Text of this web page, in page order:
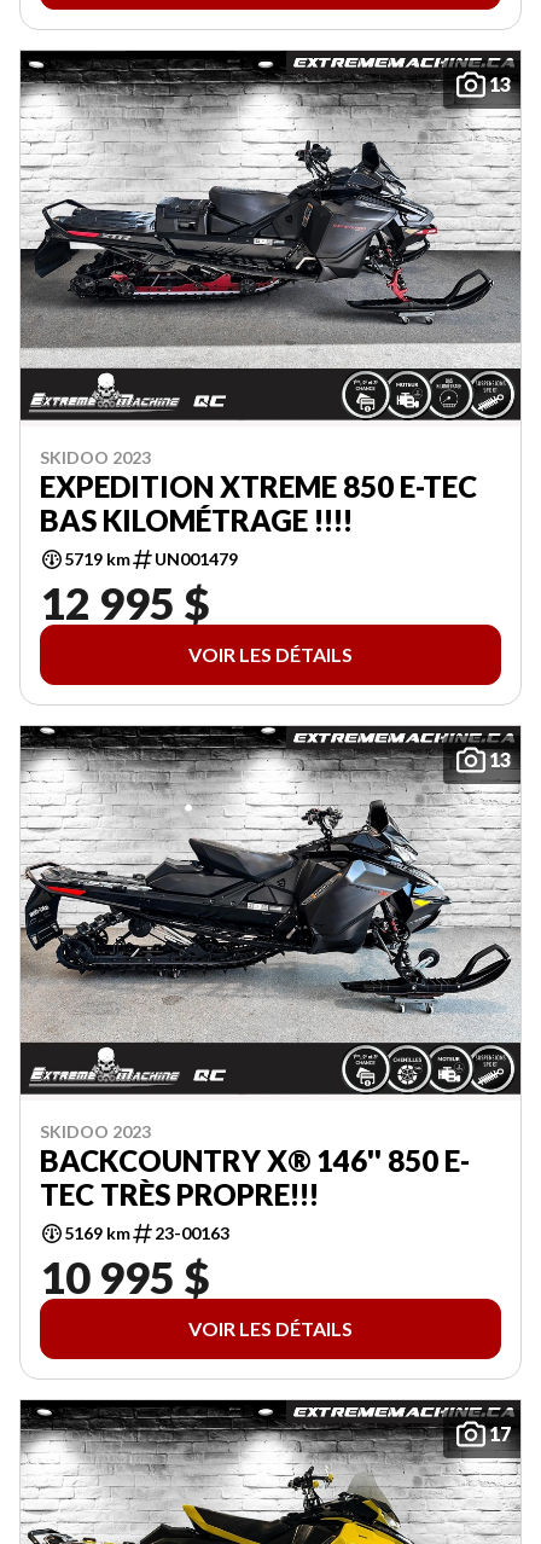
13
SKIDOO 2023
EXPEDITION XTREME 850 E-TEC
BAS KILOMÉTRAGE !!!!
5719 km UN001479
12 995 $
VOIR LES DÉTAILS
13
SKIDOO 2023
BACKCOUNTRY X® 146'' 850 E-
TEC TRÈS PROPRE!!!
5169 km 23-00163
10 995 $
VOIR LES DÉTAILS
17